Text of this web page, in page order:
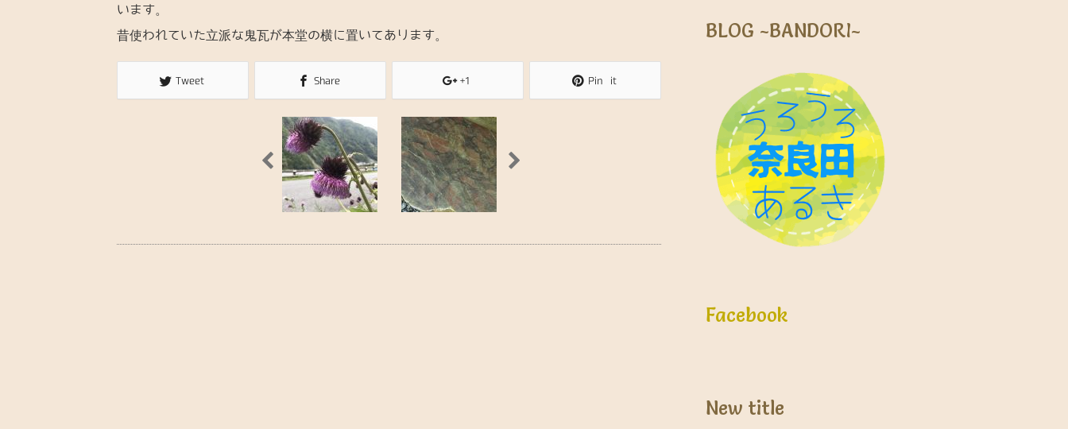
います。
昔使われていた立派な鬼瓦が本堂の横に置いてあります。
Tweet Share +1 Pin it
BLOG ~BANDORI~
Facebook
New title